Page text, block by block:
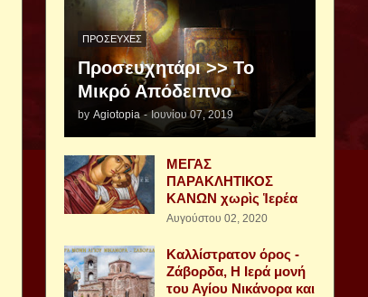
ΠΡΟΣΕΥΧΈΣ
Προσευχητάρι >> Το
Μικρό Απόδειπνο
by Agiotopia - Ιουνίου 07, 2019
ΜΕΓΑΣ
ΠΑΡΑΚΛΗΤΙΚΟΣ
ΚΑΝΩΝ χωρὶς Ἱερέα
Αυγούστου 02, 2020
Καλλίστρατον όρος -
Ζάβορδα, Η Ιερά μονή
του Αγίου Νικάνορα και